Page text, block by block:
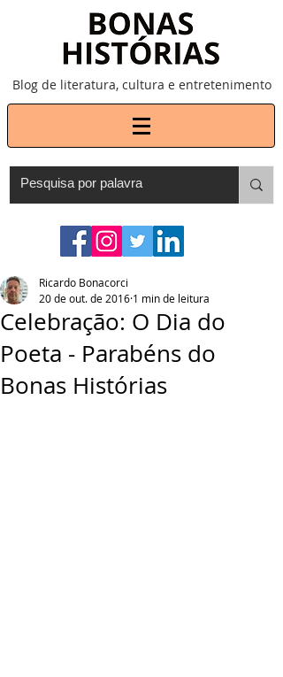
Blog de literatura, cultura e entretenimento
Celebração: O Dia do
Poeta - Parabéns do
Bonas Histórias
Ricardo Bonacorci
20 de out. de 2016 1 min de leitura